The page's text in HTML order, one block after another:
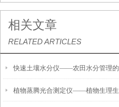
相关文章
RELATED ARTICLES
快速土壤水分仪——农田水分管理的
便携式检测工具
植物蒸腾光合测定仪——植物生理生